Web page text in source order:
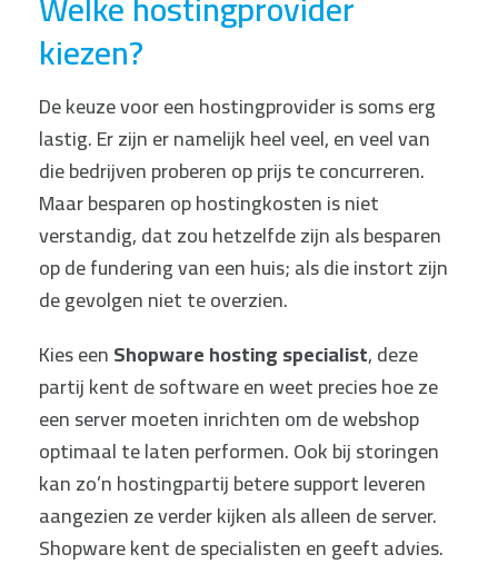
kiezen?
De keuze voor een hostingprovider is soms erg
lastig. Er zijn er namelijk heel veel, en veel van
die bedrijven proberen op prijs te concurreren.
Maar besparen op hostingkosten is niet
verstandig, dat zou hetzelfde zijn als besparen
op de fundering van een huis; als die instort zijn
de gevolgen niet te overzien.
Kies eenShopware hosting specialist, deze
partij kent de software en weet precies hoe ze
een server moeten inrichten om de webshop
optimaal te laten performen. Ook bij storingen
kan zo’n hostingpartij betere support leveren
aangezien ze verder kijken als alleen de server.
Shopware kent de specialisten en geeft advies.